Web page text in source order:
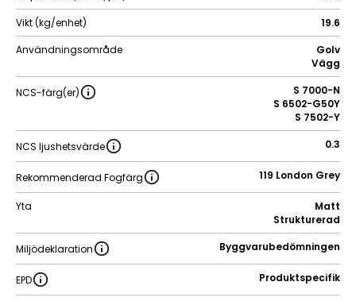
Vikt (kg/enhet)
19.6
Användningsområde
Golv
Vägg
NCS-färg(er)
S 7000-N
S 6502-G50Y
S 7502-Y
NCS ljushetsvärde 0.3
Rekommenderad Fogfärg 119 London Grey
Yta
Matt
Strukturerad
Miljödeklaration Byggvarubedömningen
EPD Produktspecifik